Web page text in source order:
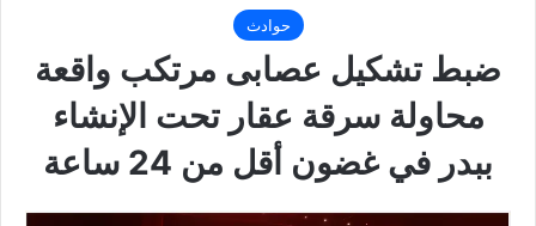
حوادث
ضبط تشكيل عصابى مرتكب واقعة
محاولة سرقة عقار تحت الإنشاء
ببدر في غضون أقل من 24 ساعة